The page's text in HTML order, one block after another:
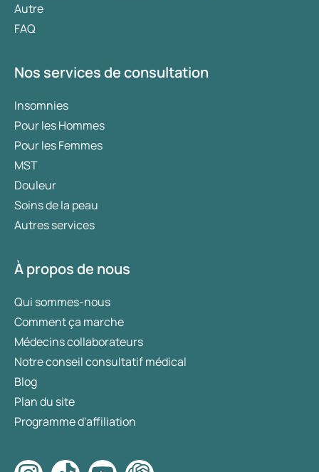
Autre
FAQ
Nos services de consultation
Insomnies
Pour les Hommes
Pour les Femmes
MST
Douleur
Soins de la peau
Autres services
À propos de nous
Qui sommes-nous
Comment ça marche
Médecins collaborateurs
Notre conseil consultatif médical
Blog
Plan du site
Programme d'affiliation